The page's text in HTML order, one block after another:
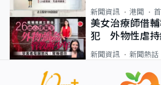
類案最惡劣
新聞資訊 港聞
美女治療師借
犯 外物性虐
要保護其他人
新聞資訊 新聞熱話